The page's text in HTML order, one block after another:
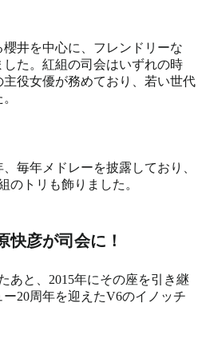
井を中心に、フレンドリーな
た。紅組の司会はいずれの時
役女優が務めており、若い世代
毎年メドレーを披露しており、
のトリも飾りました。
彦が司会に！
あと、2015年にその座を引き継
20周年を迎えたV6のイノッチ